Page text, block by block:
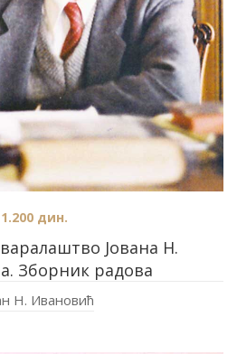
Јована Н.
Зборник радова
1.200 дин.
Н. Ивановић